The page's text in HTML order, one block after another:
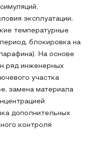
эксплуатации,
температурные
блокировка на
На основе
ряд инженерных
участка
замена материала
дополнительных
контроля